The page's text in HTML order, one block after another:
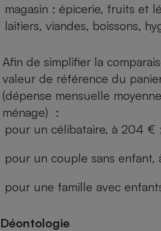
magasin : épicerie, fruits et
laitiers, viandes, boissons,
Afin de simplifier la
valeur de référence du
(dépense mensuelle
ménage) :
pour un célibataire, à 204 €
pour un couple sans enfant,
pour une famille avec
Déontologie